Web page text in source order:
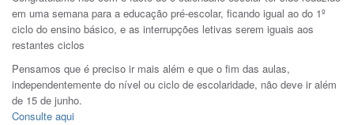
em uma semana para a educação pré-escolar, ficando igual ao do 1º
ciclo do ensino básico, e as interrupções letivas serem iguais aos
restantes ciclos
Pensamos que é preciso ir mais além e que o fim das aulas,
independentemente do nível ou ciclo de escolaridade, não deve ir além
de 15 de junho.
Consulte aqui